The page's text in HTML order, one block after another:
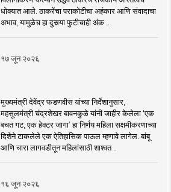
धोक्यात आले. ठाकरेंचा पराकोटीचा अहंकार आणि संवादाचा
अभाव, यामुळेच हा दुसर्‍या फुटीचाही अंक ..
१७ जून २०२६
मुख्यमंत्री देवेंद्र फडणवीस यांच्या निर्देशानुसार,
महसूलमंत्री चंद्रशेखर बावनकुळे यांनी जाहीर केलेला ‘एक
बचत गट, एक हेक्टर जागा’ हा निर्णय महिला सक्षमीकरणाच्या
दिशेने टाकलेले एक ऐतिहासिक पाऊल म्हणावे लागेल. बांबू
आणि चारा लागवडीतून महिलांसाठी शाश्वत ..
१६ जून २०२६